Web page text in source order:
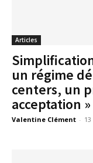
Articles
un régime
centers, un
acceptation
Valentine Clément -